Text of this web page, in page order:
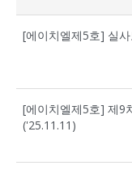
[에이치엘제5호] 실
[에이치엘제5호] 제9
('25.11.11)